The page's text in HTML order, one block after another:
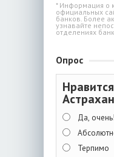
* Информация о
официальных
банков. Более
узнавайте
отделениях
Опрос
Да, очень!
Терпимо